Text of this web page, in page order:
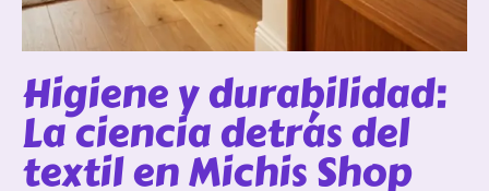
Higiene y durabilidad:
La ciencia detrás del
textil en Michis Shop